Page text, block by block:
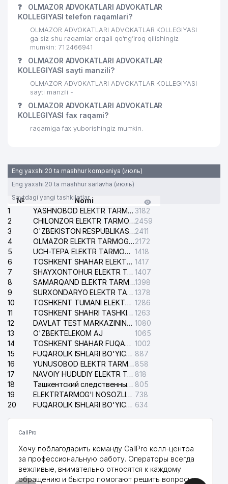
❓
OLMAZOR ADVOKATLARI ADVOKATLAR
KOLLEGIYASI telefon raqamlari?
OLMAZOR ADVOKATLARI ADVOKATLAR KOLLEGIYASI
ga siz shu raqamlar orqali qo’ng’iroq qilishingiz
mumkin: 71 2466941
❓
OLMAZOR ADVOKATLARI ADVOKATLAR
KOLLEGIYASI sayti manzili?
OLMAZOR ADVOKATLARI ADVOKATLAR KOLLEGIYASI
sayti manzili -
❓
OLMAZOR ADVOKATLARI ADVOKATLAR
KOLLEGIYASI fax raqami?
raqamiga fax yuborishingiz mumkin.
Eng yaxshi 20 ta mashhur kompaniya (июль)
Eng yaxshi 20 ta mashhur sarlavha (июль)
Saytdagi yangi tashkilotlar
№
Nomi
1
YASHNOBOD ELEKTR TARMOG'I NOSOZLIKLARI XIZMATI 3182
2
CHILONZOR ELEKTR TARMOG'I NOSOZLIK XIZMATI2459
3
O'ZBEKISTON RESPUBLIKASI BOSH PROKURATURASI ISHONCH TELEFONI2411
4
OLMAZOR ELEKTR TARMOG'I NOSOZLIKLARI XIZMATI2172
5
UCH-TEPA ELEKTR TARMOG'I NOSOZLIKLARI XIZMATI 1418
6
TOSHKENT SHAHAR ELEKTR TARMOQLARI KORXONASI AJ 1417
7
SHAYXONTOHUR ELEKTR TARMOG'I NOSOZLIKLARINI TUZATISH XIZMATI 1407
8
SAMARQAND ELEKTR TARMOQLARI AJ1398
9
SURXONDARYO ELEKTR TARMOQLARI AJ 1378
10
TOSHKENT TUMANI ELEKTR TARMOG'I AVARIYA XIZMATI 1286
11
TOSHKENT SHAHRI TASHKILOT TELEFONLARI HAQIDA MA'LUMOT BYUROSI 1263
12
DAVLAT TEST MARKAZINING ISHONCH TELEFONLARI 1080
13
O'ZBEKTELEKOM AJ
1065
14
TOSHKENT SHAHAR FUQAROLIK ISHLARI BO'YICHA SUDI 1002
15
FUQAROLIK ISHLARI BO'YICHA YAKKASAROY TUMANLARARO SUDI 887
16
YUNUSOBOD ELEKTR TARMOG'I NOSOZLIKLARI XIZMATI 858
17
NAVOIY HUDUDIY ELEKTR TARMOQLARI KORXONASI AJ 818
18
Ташкентский следственный изолятор 805
19
ELEKTRTARMOG'I NOSOZLIKLARINI TO'ZATISH SERGELI XIZMATI 738
20
FUQAROLIK ISHLARI BO'YICHA UCH-TEPA TUMANI SUDI 634
CallPro
Хочу поблагодарить команду CallPro колл-центра
за профессиональную работу. Операторы всегда
вежливые, внимательно относятся к каждому
обращению и быстро помогают решить вопросы.